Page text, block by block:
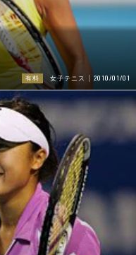
有料 女子テニス 2010/01/01